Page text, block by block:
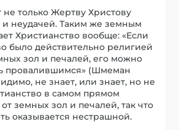
не только Жертву Христову
неудачей. Таким же земным
Христианство вообще: «Если
было действительно религией
зол и печалей, его можно
провалившимся» (Шмеман
не знает, или знает, но не
в самом прямом
земных зол и печалей, так что
оказывается нестрашной.